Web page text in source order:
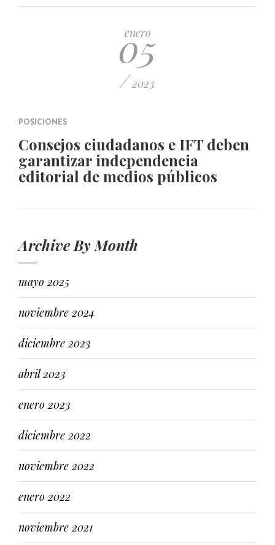
enero
05
/ 2023
POSICIONES
Consejos ciudadanos e IFT deben
garantizar independencia
editorial de medios públicos
Archive By Month
mayo 2025
noviembre 2024
diciembre 2023
abril 2023
enero 2023
diciembre 2022
noviembre 2022
enero 2022
noviembre 2021